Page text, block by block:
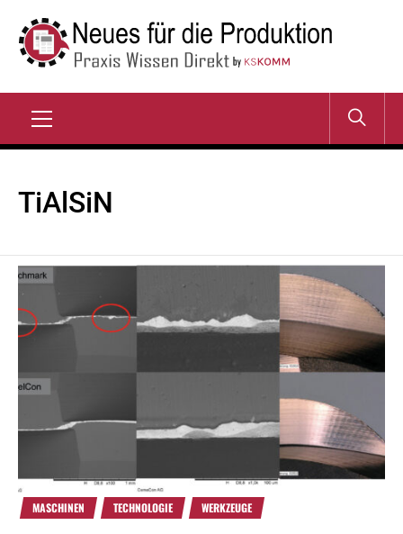
Inhalt
springen
NEUES FÜR DIE
PRODUKTION
TiAlSiN
MASCHINEN TECHNOLOGIE WERKZEUGE